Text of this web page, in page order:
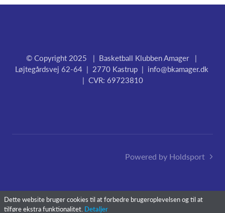
© Copyright 2025 | Basketball Klubben Amager |
Løjtegårdsvej 62-64 | 2770 Kastrup | info@bkamager.dk
| CVR: 69723810
Powered by Holdsport
Dette website bruger cookies til at forbedre brugeroplevelsen og til at
tilføre ekstra funktionalitet. Detaljer